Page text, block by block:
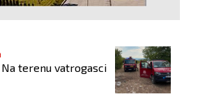
Na terenu vatrogasci